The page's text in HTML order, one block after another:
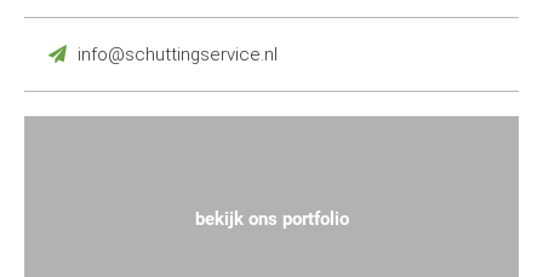
info@schuttingservice.nl
bekijk ons portfolio